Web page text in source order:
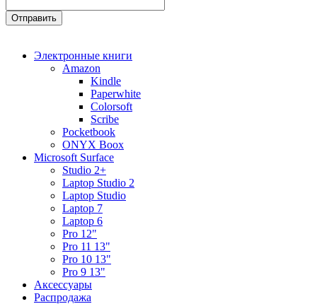
Электронные книги
Amazon
Kindle
Paperwhite
Colorsoft
Scribe
Pocketbook
ONYX Boox
Microsoft Surface
Studio 2+
Laptop Studio 2
Laptop Studio
Laptop 7
Laptop 6
Pro 12"
Pro 11 13"
Pro 10 13"
Pro 9 13"
Аксессуары
Распродажа